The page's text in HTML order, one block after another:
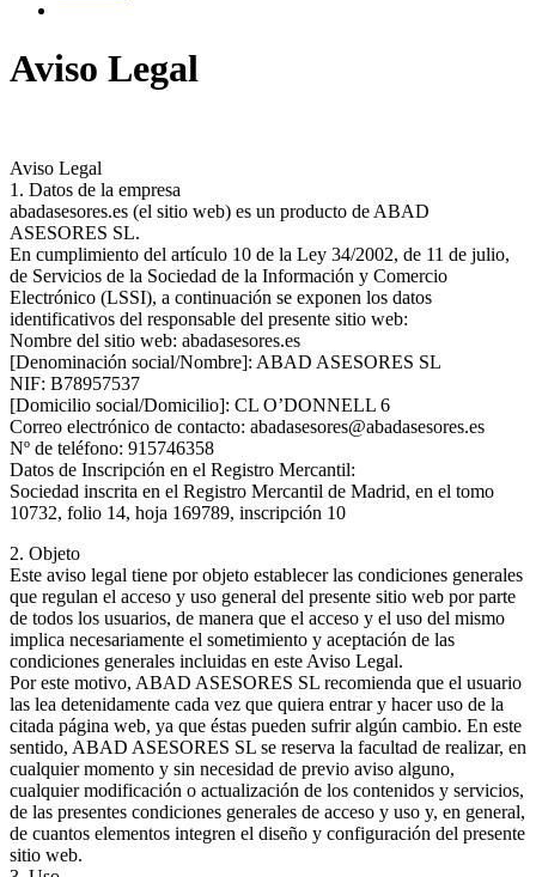
Aviso Legal
Aviso Legal
1. Datos de la empresa
abadasesores.es (el sitio web) es un producto de ABAD
ASESORES SL.
En cumplimiento del artículo 10 de la Ley 34/2002, de 11 de julio,
de Servicios de la Sociedad de la Información y Comercio
Electrónico (LSSI), a continuación se exponen los datos
identificativos del responsable del presente sitio web:
Nombre del sitio web: abadasesores.es
[Denominación social/Nombre]: ABAD ASESORES SL
NIF: B78957537
[Domicilio social/Domicilio]: CL O’DONNELL 6
Correo electrónico de contacto: abadasesores@abadasesores.es
Nº de teléfono: 915746358
Datos de Inscripción en el Registro Mercantil:
Sociedad inscrita en el Registro Mercantil de Madrid, en el tomo
10732, folio 14, hoja 169789, inscripción 10
2. Objeto
Este aviso legal tiene por objeto establecer las condiciones generales
que regulan el acceso y uso general del presente sitio web por parte
de todos los usuarios, de manera que el acceso y el uso del mismo
implica necesariamente el sometimiento y aceptación de las
condiciones generales incluidas en este Aviso Legal.
Por este motivo, ABAD ASESORES SL recomienda que el usuario
las lea detenidamente cada vez que quiera entrar y hacer uso de la
citada página web, ya que éstas pueden sufrir algún cambio. En este
sentido, ABAD ASESORES SL se reserva la facultad de realizar, en
cualquier momento y sin necesidad de previo aviso alguno,
cualquier modificación o actualización de los contenidos y servicios,
de las presentes condiciones generales de acceso y uso y, en general,
de cuantos elementos integren el diseño y configuración del presente
sitio web.